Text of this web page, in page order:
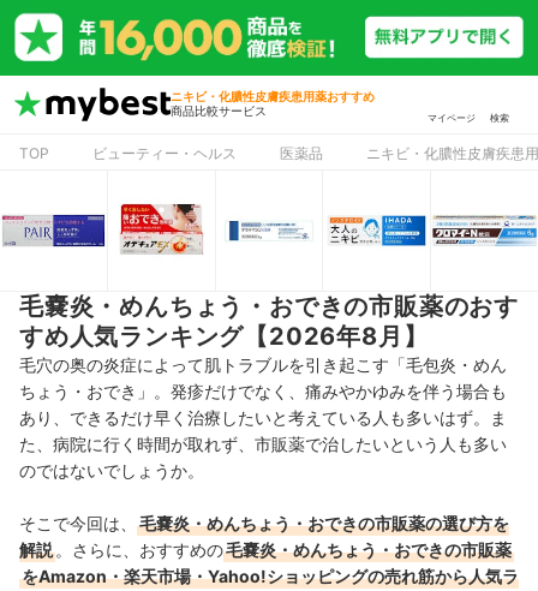
ニキビ・化膿性皮膚疾患用薬おすすめ
商品比較サービス
マイページ 検索
TOP ビューティー・ヘルス 医薬品 ニキビ・化膿性皮膚疾患
毛嚢炎・めんちょう・おできの市販薬のおす
すめ人気ランキング【2026年8月】
毛穴の奥の炎症によって肌トラブルを引き起こす「毛包炎・めん
ちょう・おでき」。発疹だけでなく、痛みやかゆみを伴う場合も
あり、できるだけ早く治療したいと考えている人も多いはず。ま
た、病院に行く時間が取れず、市販薬で治したいという人も多い
のではないでしょうか。
そこで今回は、
毛嚢炎・めんちょう・おできの市販薬の選び方を
解説 。さらに、おすすめの毛嚢炎・めんちょう・おできの市販薬
をAmazon・楽天市場・Yahoo!ショッピングの売れ筋から人気ラ